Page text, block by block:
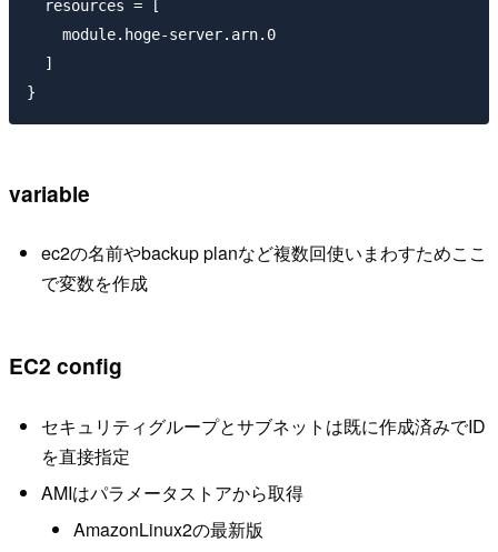
  resources = [
    module.hoge-server.arn.0
  ]
variable
ec2の名前やbackup planなど複数回使いまわすためここ
で変数を作成
EC2 config
セキュリティグループとサブネットは既に作成済みでID
を直接指定
AMIはパラメータストアから取得
AmazonLinux2の最新版